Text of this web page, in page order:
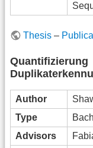
Thesis –
Author
Type
Advisors